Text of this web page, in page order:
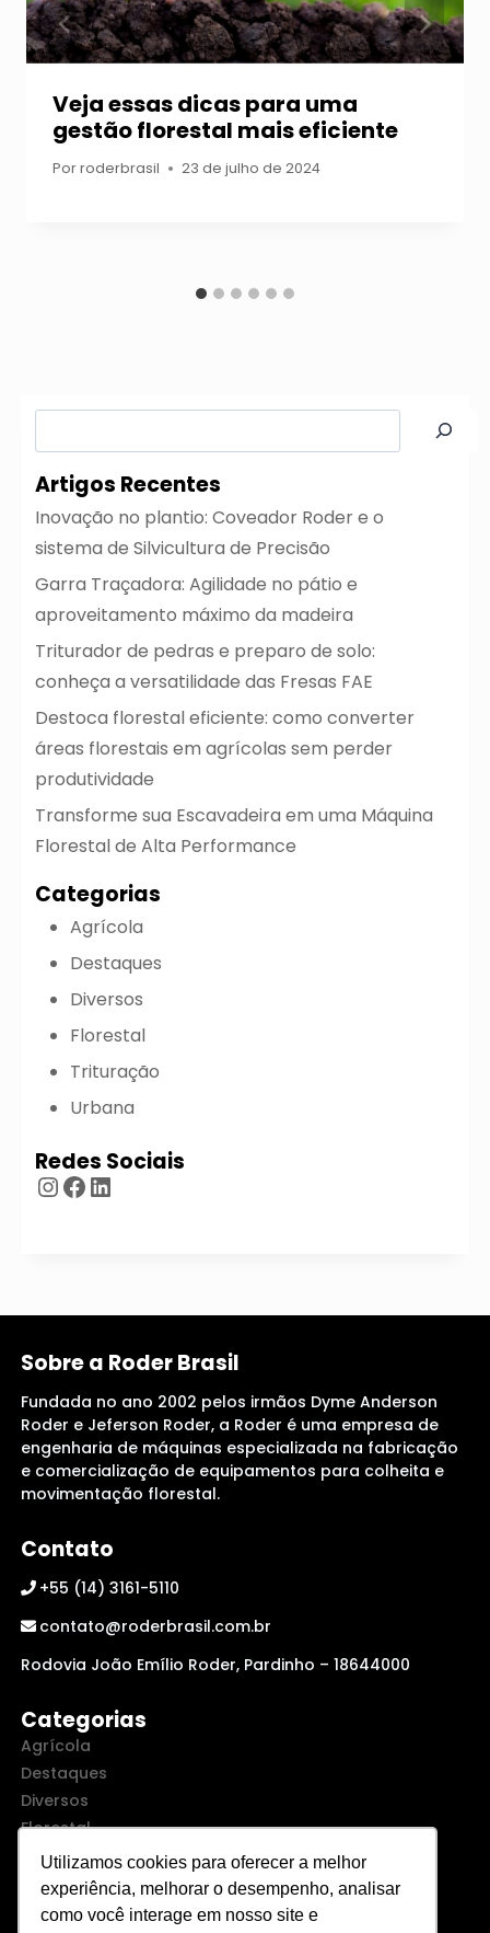
Utilizamos cookies para oferecer a melhor
experiência, melhorar o desempenho, analisar
como você interage em nosso site e
Veja essas dicas para uma
gestão florestal mais eficiente
Porroderbrasil 23 de julho de 2024
Artigos Recentes
Inovação no plantio: Coveador Roder e o
sistema de Silvicultura de Precisão
Garra Traçadora: Agilidade no pátio e
aproveitamento máximo da madeira
Triturador de pedras e preparo de solo:
conheça a versatilidade das Fresas FAE
Destoca florestal eficiente: como converter
áreas florestais em agrícolas sem perder
produtividade
Transforme sua Escavadeira em uma Máquina
Florestal de Alta Performance
Categorias
Agrícola
Destaques
Diversos
Florestal
Trituração
Urbana
Redes Sociais
Instagram
Facebook
LinkedIn
Sobre a Roder Brasil
Fundada no ano 2002 pelos irmãos Dyme Anderson
Roder e Jeferson Roder, a Roder é uma empresa de
engenharia de máquinas especializada na fabricação
e comercialização de equipamentos para colheita e
movimentação florestal.
Contato
+55 (14) 3161-5110
contato@roderbrasil.com.br
Rodovia João Emílio Roder, Pardinho – 18644000
Categorias
Agrícola
Destaques
Diversos
Florestal
Trituração
Urbana